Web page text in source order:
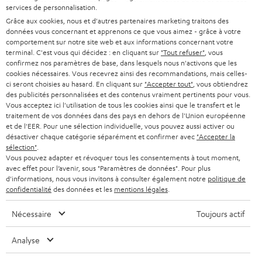
n
e
w
s
l
e
t
t
e
r
STEREO
SMART HOME
BLUETOOTH
CASQUES AUDIO
CASQUES BLUETOOTH AUDIO
SYSTEMES COMPLETS
ENCEINTES
ULTIMA
ÉCOUTEURS INTRA-AURICULAIRES
FANSHOP
CARRIÈRE
PRESSE
B2B
NEWSLETTER
MAGASINS
AVANTAGES D’ACHAT
L’HISTOIRE DE TEUFEL
ALLEMAGNE
AUTRICHE
SUISSE
PAYS-BAS
BELGIQUE
FRANCE
POLOGNE
Sous réserve de modifications techniques, de fautes de frappe et d’autres
services de personnalisation.
Grâce aux cookies, nous et d'autres partenaires marketing traitons des
données vous concernant et apprenons ce que vous aimez - grâce à votre
comportement sur notre site web et aux informations concernant votre
terminal. C'est vous qui décidez : en cliquant sur "Tout refuser" , vous
confirmez nos paramètres de base, dans lesquels nous n'activons que les
cookies nécessaires. Vous recevrez ainsi des recommandations, mais celles-
ci seront choisies au hasard. En cliquant sur "Accepter tout" , vous obtiendrez
des publicités personnalisées et des contenus vraiment pertinents pour vous.
Vous acceptez ici l'utilisation de tous les cookies ainsi que le transfert et le
traitement de vos données dans des pays en dehors de l'Union européenne
et de l'EER. Pour une sélection individuelle, vous pouvez aussi activer ou
désactiver chaque catégorie séparément et confirmer avec "Accepter la
sélection"
Vous pouvez adapter et révoquer tous les consentements à tout moment,
avec effet pour l’avenir, sous "Paramètres de données". Pour plus
d'informations, nous vous invitons à consulter également notre politique de
confidentialité des données et les mentions légales
Nécessaire Toujours actif
Analyse